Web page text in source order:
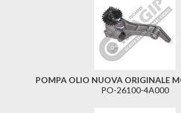
POMPA OLIO NUOVA ORIGINALE
PO-26100-4A000